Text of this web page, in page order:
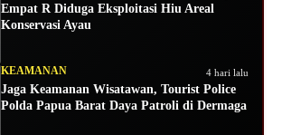
Empat R Diduga Eksploitasi Hiu Areal
Konservasi Ayau
KEAMANAN 4 hari lalu
Jaga Keamanan Wisatawan, Tourist Police
Polda Papua Barat Daya Patroli di Dermaga